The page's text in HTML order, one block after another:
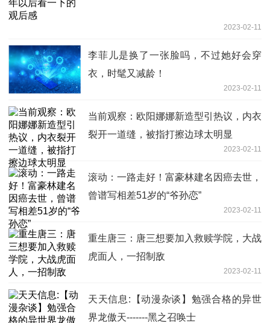
2023-02-11
李菲儿是换了一张脸吗，不过她好会穿
衣，时髦又减龄！
2023-02-11
当前观察：欧阳娜娜新造型引热议，内衣
裂开一道缝，被指打擦边球太明显
2023-02-11
滚动：一路走好！富豪林建名因癌去世，
曾谱写相差51岁的“爷孙恋”
2023-02-11
重生唐三：唐三想要加入救赎学院，大战
虎面人，一招制敌
2023-02-11
天天信息:【动漫杂谈】勉强合格的异世
界龙傲天-------黑之召唤士